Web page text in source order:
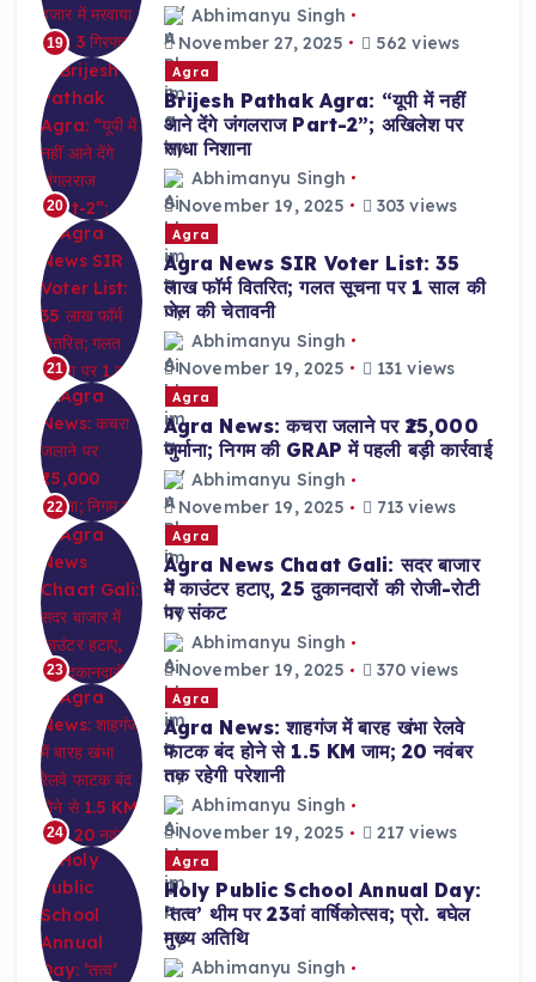
19
Abhimanyu Singh
November 27, 2025
562 views
20
Agra
Brijesh Pathak Agra: “यूपी में नहीं
आने देंगे जंगलराज Part-2”; अखिलेश पर
साधा निशाना
Abhimanyu Singh
November 19, 2025
303 views
21
Agra
Agra News SIR Voter List: 35
लाख फॉर्म वितरित; गलत सूचना पर 1 साल की
जेल की चेतावनी
Abhimanyu Singh
November 19, 2025
131 views
22
Agra
Agra News: कचरा जलाने पर ₹25,000
जुर्माना; निगम की GRAP में पहली बड़ी कार्रवाई
Abhimanyu Singh
November 19, 2025
713 views
23
Agra
Agra News Chaat Gali: सदर बाजार
में काउंटर हटाए, 25 दुकानदारों की रोजी-रोटी
पर संकट
Abhimanyu Singh
November 19, 2025
370 views
24
Agra
Agra News: शाहगंज में बारह खंभा रेलवे
फाटक बंद होने से 1.5 KM जाम; 20 नवंबर
तक रहेगी परेशानी
Abhimanyu Singh
November 19, 2025
217 views
Agra
Holy Public School Annual Day:
‘तत्व’ थीम पर 23वां वार्षिकोत्सव; प्रो. बघेल
मुख्य अतिथि
Abhimanyu Singh